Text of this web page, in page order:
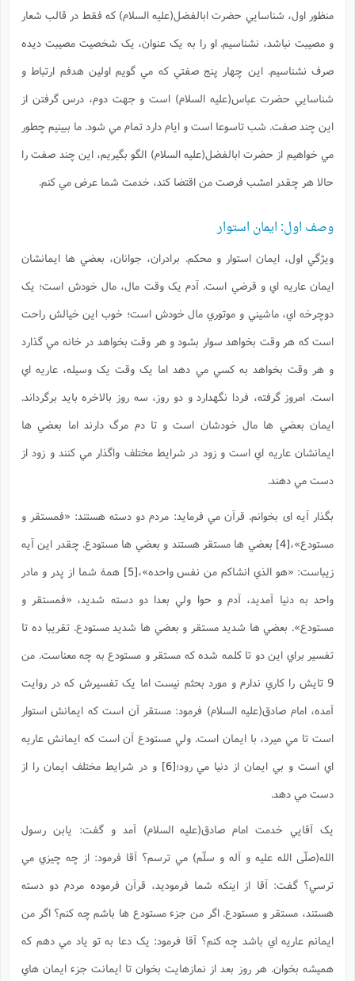
منظور اول، شناسايي حضرت ابالفضل(علیه السلام) که فقط در قالب شعار
و مصيبت نباشد، نشناسيم. او را به يک عنوان، يک شخصيت مصيبت ديده
صرف نشناسیم. اين چهار پنج صفتي که مي گويم اولين هدفم ارتباط و
شناسايي حضرت عباس(علیه السلام) است و جهت دوم، درس گرفتن از
اين چند صفت. شب تاسوعا است و ايام دارد تمام مي شود. ما ببينيم چطور
مي خواهيم از حضرت ابالفضل(علیه السلام) الگو بگيريم، اين چند صفت را
حالا هر چقدر امشب فرصت من اقتضا کند، خدمت شما عرض مي کنم.
وصف اول: ایمان استوار
ويژگي اول، ايمان استوار و محکم. برادران، جوانان، بعضي ها ايمانشان
ايمان عاريه اي و قرضي است. آدم يک وقت مال، مال خودش است؛ يک
دوچرخه اي، ماشيني و موتوري مال خودش است؛ خوب اين خيالش راحت
است که هر وقت بخواهد سوار بشود و هر وقت بخواهد در خانه مي گذارد
و هر وقت بخواهد به کسي مي دهد اما يک وقت يک وسيله، عاريه اي
است. امروز گرفته، فردا نگهدارد و دو روز، سه روز بالاخره بايد برگرداند.
ايمان بعضي ها مال خودشان است و تا دم مرگ دارند اما بعضي ها
ايمانشان عاريه اي است و زود در شرايط مختلف واگذار مي کنند و زود از
دست مي دهند.
بگذار آيه ای بخوانم. قرآن مي فرمايد: مردم دو دسته هستند: «فمستقر و
مستودع»،[4]
بعضي ها مستقر هستند و بعضي ها مستودع. چقدر اين آيه
زيباست: «هو الذي انشاکم من نفس واحده»،[5]
همۀ شما از پدر و مادر
واحد به دنيا آمديد، آدم و حوا ولي بعدا دو دسته شديد، «فمستقر و
مستودع». بعضي ها شديد مستقر و بعضي ها شديد مستودع. تقريبا ده تا
تفسير براي اين دو تا کلمه شده که مستقر و مستودع به چه معناست. من
9 تايش را کاري ندارم و مورد بحثم نيست اما يک تفسيرش که در روايت
آمده، امام صادق(علیه السلام) فرمود: مستقر آن است که ايمانش استوار
است تا مي ميرد، با ايمان است. ولي مستودع آن است که ايمانش عاريه
اي است و بي ايمان از دنيا مي رود؛[6]
و در شرايط مختلف ايمان را از
دست مي دهد.
يک آقايي خدمت امام صادق(علیه السلام) آمد و گفت: يابن رسول
الله(صلّی الله علیه و آله و سلّم) مي ترسم؟ آقا فرمود: از چه چيزي مي
ترسي؟ گفت: آقا از اينکه شما فرموديد، قرآن فرموده مردم دو دسته
هستند، مستقر و مستودع. اگر من جزء مستودع ها باشم چه کنم؟ اگر من
ايمانم عاريه اي باشد چه کنم؟ آقا فرمود: يک دعا به تو ياد مي دهم که
هميشه بخوان. هر روز بعد از نمازهايت بخوان تا ايمانت جزء ايمان هاي